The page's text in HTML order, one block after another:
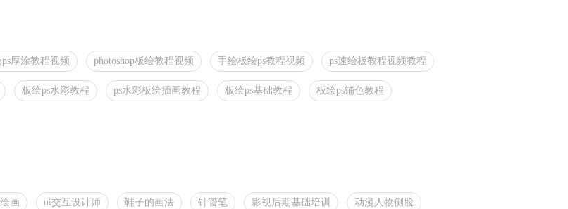
厚涂教程视频 photoshop板绘教程视频 手绘板绘ps教程视频 ps速绘板教程视频教程
板绘ps水彩教程 ps水彩板绘插画教程 板绘ps基础教程 板绘ps铺色教程
画 ui交互设计师 鞋子的画法 针管笔 影视后期基础培训 动漫人物侧脸